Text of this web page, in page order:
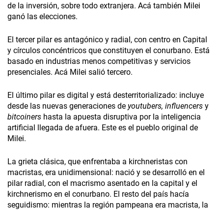
de la inversión, sobre todo extranjera. Acá también Milei
ganó las elecciones.
El tercer pilar es antagónico y radial, con centro en Capital
y círculos concéntricos que constituyen el conurbano. Está
basado en industrias menos competitivas y servicios
presenciales. Acá Milei salió tercero.
El último pilar es digital y está desterritorializado: incluye
desde las nuevas generaciones de youtubers, influencers y
bitcoiners hasta la apuesta disruptiva por la inteligencia
artificial llegada de afuera. Este es el pueblo original de
Milei.
La grieta clásica, que enfrentaba a kirchneristas con
macristas, era unidimensional: nació y se desarrolló en el
pilar radial, con el macrismo asentado en la capital y el
kirchnerismo en el conurbano. El resto del país hacía
seguidismo: mientras la región pampeana era macrista, la